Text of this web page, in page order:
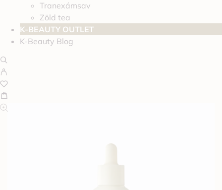
Tranexámsav
Zöld tea
K-BEAUTY OUTLET
K-Beauty Blog